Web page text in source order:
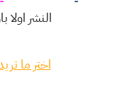
النشر
اختر ما